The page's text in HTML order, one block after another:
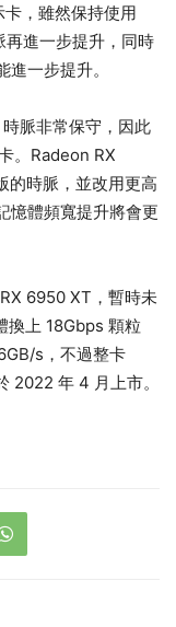
，雖然保持使用
進一步提升，同時
一步提升。
脈非常保守，因此
。Radeon RX
的時脈，並改用更高
憶體頻寬提升將會更
6950 XT，暫時未
換上 18Gbps 顆粒
s，不過整卡
2022 年 4 月上市。